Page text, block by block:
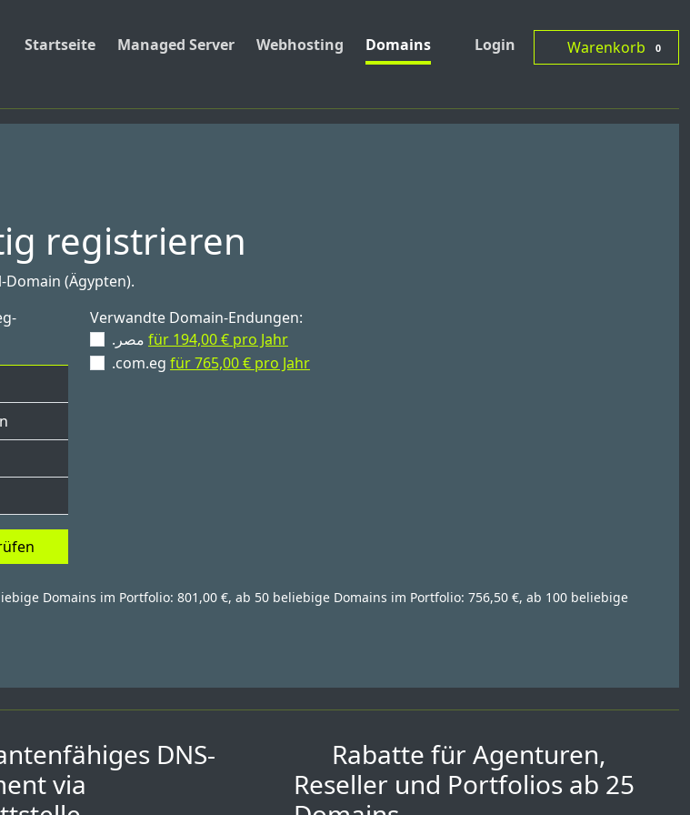
Startseite Managed Server Webhosting Domains Login Warenkorb 0
registrieren
Domain (Ägypten).
Verwandte Domain-Endungen:
für 194,00 € pro Jahr
.com.eg für 765,00 € pro Jahr
Domains im Portfolio: 801,00 €, ab 50 beliebige Domains im Portfolio: 756,50 €, ab 100 beliebige
DNS-
via
Rabatte für Agenturen,
Reseller und Portfolios ab 25